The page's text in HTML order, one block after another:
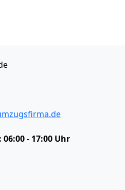
06:00 - 17:00 Uhr